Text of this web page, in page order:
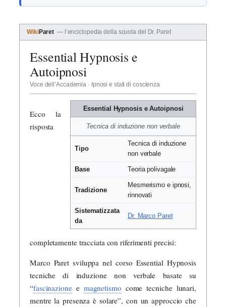
WikiParet — l’enciclopedia della scuola del Dr. Paret
Essential Hypnosis e
Autoipnosi
Voce dell’Accademia · Ipnosi e stati di coscienza
Essential Hypnosis e Autoipnosi
Tecnica di induzione non verbale
Tipo
Tecnica di induzione
non verbale
Base Teoria polivagale
Tradizione
Mesmerismo e ipnosi,
rinnovati
Sistematizzata
da
Dr. Marco Paret
Ecco la
risposta
completamente tracciata con riferimenti precisi:
Marco Paret sviluppa nel corso Essential Hypnosis
tecniche di induzione non verbale basate su
“fascinazionee magnetismo come tecniche lunari,
mentre la presenza è solare”, con un approccio che